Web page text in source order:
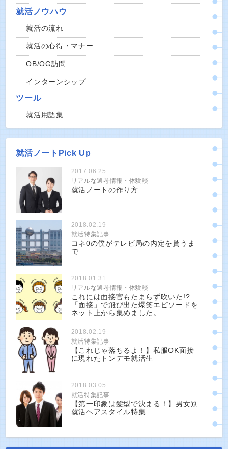
就活ノウハウ
就活の流れ
就活の心得・マナー
OB/OG訪問
インターンシップ
ツール
就活用語集
就活ノートPick Up
2017.06.25
リアルな選考情報・体験談
就活ノートの作り方
2018.02.19
就活特集記事
コネ0の僕がテレビ局の内定を貰うま
で
2018.01.31
リアルな選考情報・体験談
これには面接官もたまらず吹いた!?
「面接」で飛び出た爆笑エピソードを
ネット上から集めました。
2018.02.19
就活特集記事
【これじゃ落ちるよ！】私服OK面接
に現れたトンデモ就活生
2018.03.05
就活特集記事
【第一印象は髪型で決まる！】男女別
就活ヘアスタイル特集